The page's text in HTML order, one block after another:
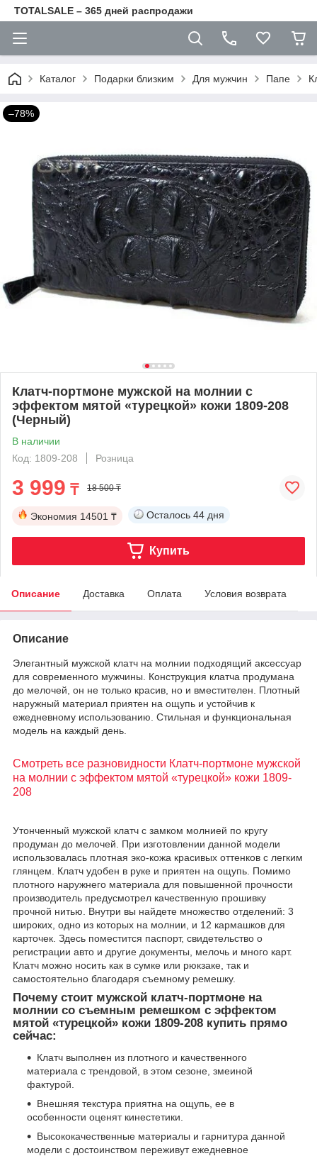
TOTALSALE – 365 дней распродажи
Каталог Подарки близким Для мужчин Папе
–78%
Клатч-портмоне мужской на молнии с
эффектом мятой «турецкой» кожи 1809-208
(Черный)
В наличии
Код: 1809-208
Розница
3 999 ₸ 18 500 ₸
Экономия 14501 ₸ Осталось 44 дня
Купить
Описание Доставка Оплата Условия возврата
Описание
Элегантный мужской клатч на молнии подходящий аксессуар
для современного мужчины. Конструкция клатча продумана
до мелочей, он не только красив, но и вместителен. Плотный
наружный материал приятен на ощупь и устойчив к
ежедневному использованию. Стильная и функциональная
модель на каждый день.
Смотреть все разновидности Клатч-портмоне мужской
на молнии с эффектом мятой «турецкой» кожи 1809-
208
Утонченный мужской клатч с замком молнией по кругу
продуман до мелочей. При изготовлении данной модели
использовалась плотная эко-кожа красивых оттенков с легким
глянцем. Клатч удобен в руке и приятен на ощупь. Помимо
плотного наружнего материала для повышенной прочности
производитель предусмотрел качественную прошивку
прочной нитью. Внутри вы найдете множество отделений: 3
широких, одно из которых на молнии, и 12 кармашков для
карточек. Здесь поместится паспорт, свидетельство о
регистрации авто и другие документы, мелочь и много карт.
Клатч можно носить как в сумке или рюкзаке, так и
самостоятельно благодаря съемному ремешку.
Почему стоит мужской клатч-портмоне на
молнии со съемным ремешком с эффектом
мятой «турецкой» кожи 1809-208 купить прямо
сейчас:
Клатч выполнен из плотного и качественного
материала с трендовой, в этом сезоне, змеиной
фактурой.
Внешняя текстура приятна на ощупь, ее в
особенности оценят кинестетики.
Высококачественные материалы и гарнитура данной
модели с достоинством переживут ежедневное